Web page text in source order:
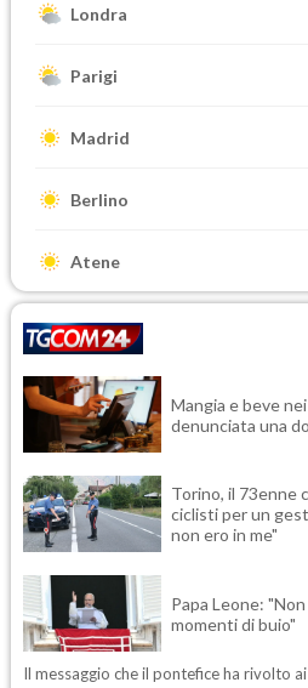
Londra
Parigi
Madrid
Berlino
Atene
Mangia e beve
denunciata una
Torino, il 73enne
ciclisti per un
non ero in me"
Papa Leone:
momenti di buio"
Il messaggio che il pontefice ha rivolto